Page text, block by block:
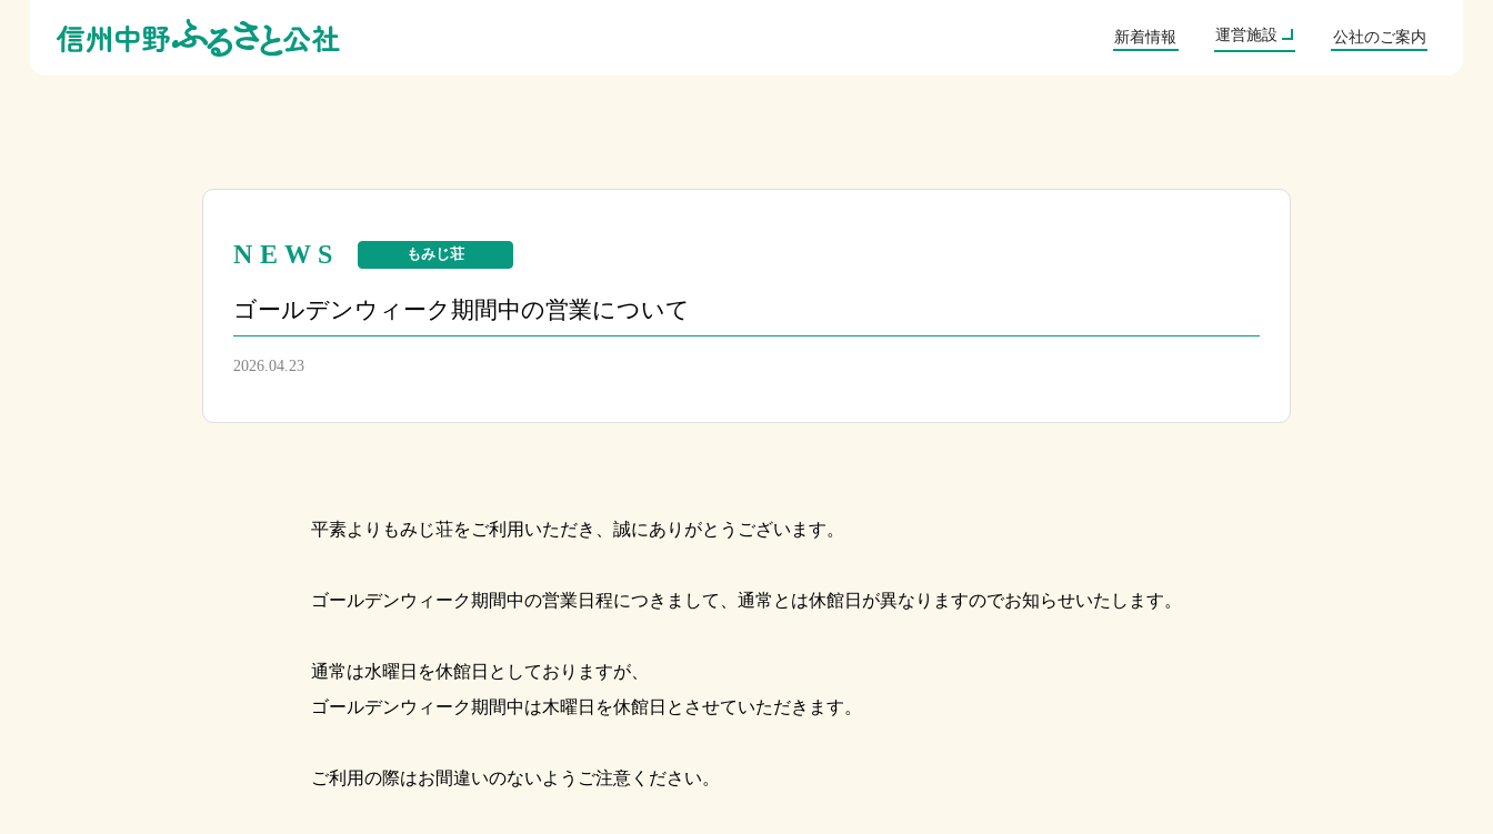
新着情報 運営施設道の駅ふるさと豊田
もみじ荘
タカギセイコー
ふるさとパーク
中野陣屋・県庁記念館
日本土人形資料館
ドッグラン 公社のご案内
NEWS もみじ荘
ゴールデンウィーク期間中の営業について
2026.04.23
平素よりもみじ荘をご利用いただき、誠にありがとうございます。
ゴールデンウィーク期間中の営業日程につきまして、通常とは休館日が異なりますのでお知らせいたします。
通常は水曜日を休館日としておりますが、
ゴールデンウィーク期間中は木曜日を休館日とさせていただきます。
ご利用の際はお間違いのないようご注意ください。